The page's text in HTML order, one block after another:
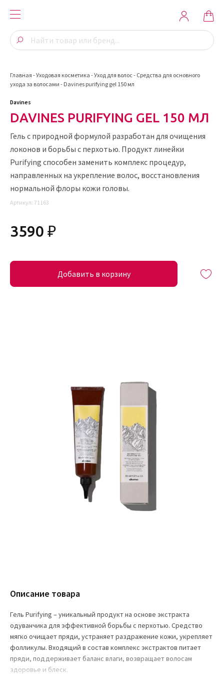
Главная -Уходовая косметика -Уход для волос- Средства для основного
ухода за волосами - Davines purifying gel 150 мл
Описание товара
Гель Purifying – уникальный продукт на основе экстракта
одуванчика для эффективной борьбы с перхотью. Средство
мягко очищает пряди, устраняет раздражение кожи, укрепляет
фолликулы. Входящий в состав комплекс экстрактов питает
пряди, поддерживает баланс влаги, возвращает волосам
здоровье и блеск.
Davines
DAVINES PURIFYING GEL 150 МЛ
Гель с природной формулой разработан для очищения
локонов и борьбы с перхотью. Продукт линейки
Purifying способен заменить комплекс процедур,
направленных на укрепление волос, восстановления
нормальной флоры кожи головы.
Артикул: 71163
3590 ₽
Добавить в корзину